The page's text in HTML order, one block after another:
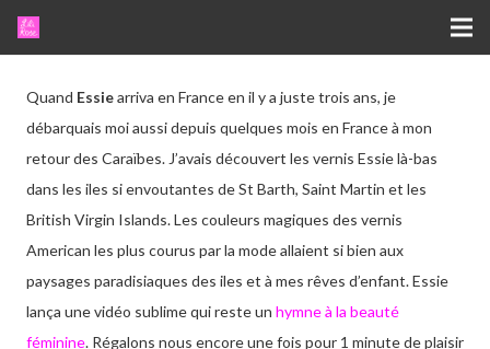
Quand Essiearriva en France en il y a juste trois ans, je
débarquais moi aussi depuis quelques mois en France à mon
retour des Caraïbes. J’avais découvert les vernis Essie là-bas
dans les iles si envoutantes de St Barth, Saint Martin et les
British Virgin Islands. Les couleurs magiques des vernis
American les plus courus par la mode allaient si bien aux
paysages paradisiaques des iles et à mes rêves d’enfant. Essie
lança une vidéo sublime qui reste un hymne à la beauté
féminine. Régalons nous encore une fois pour 1 minute de plaisir